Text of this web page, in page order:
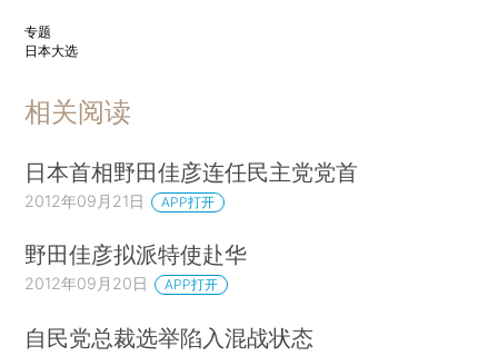
专题
日本大选
相关阅读
日本首相野田佳彦连任民主党党首
2012年09月21日 APP打开
野田佳彦拟派特使赴华
2012年09月20日 APP打开
自民党总裁选举陷入混战状态